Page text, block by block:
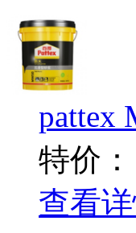
pattex
特价：
查看